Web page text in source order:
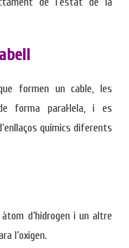
coloració que
un
diferència es
el mètode a utilitzar.
honest . Com
parcialment
porós, sec i fràgil,
qualsevol
formen un cable, les
forma paral·lela, i es
químics diferents
d’hidrogen i un altre
l’oxigen.